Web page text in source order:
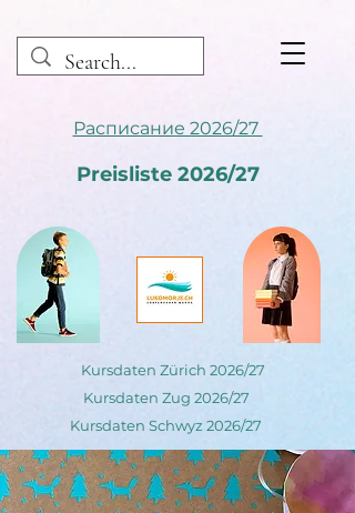
Расписание 2026/27
Preisliste 2026/27
Kursdaten Zürich 2026/27
Kursdaten Zug 2026/27
Kursdaten Schwyz 2026/27